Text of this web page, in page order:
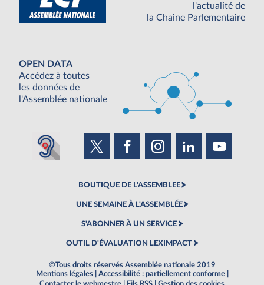
l'actualité de
la Chaine Parlementaire
OPEN DATA
Accédez à toutes
les données de
l'Assemblée nationale
BOUTIQUE DE L'ASSEMBLEE
UNE SEMAINE À L'ASSEMBLÉE
S'ABONNER À UN SERVICE
OUTIL D'ÉVALUATION LEXIMPACT
©Tous droits réservés Assemblée nationale 2019
Mentions légales
Accessibilité : partiellement conforme
Contacter le webmestre
Fils RSS Gestion des cookies